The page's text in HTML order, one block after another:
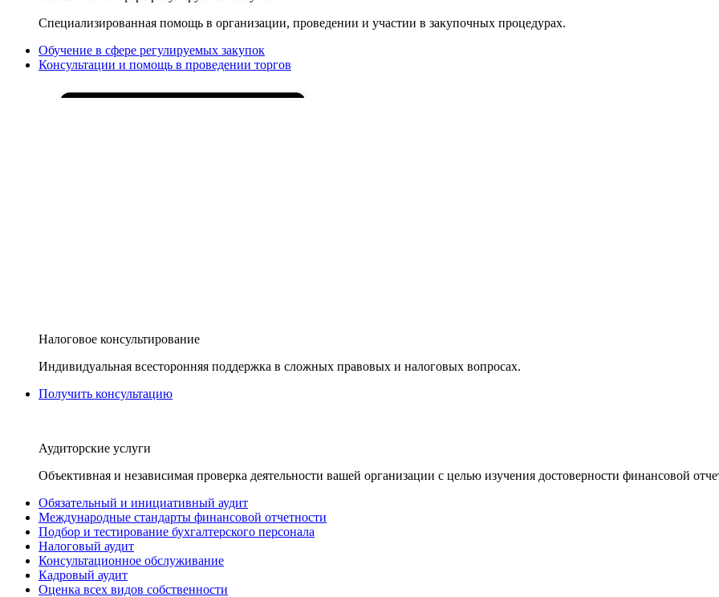
Специализированная помощь в организации, проведении и участии в закупочных процедурах.
Обучение в сфере регулируемых закупок
Консультации и помощь в проведении торгов
Налоговое консультирование
Индивидуальная всесторонняя поддержка в сложных правовых и налоговых вопросах.
Получить консультацию
Аудиторские услуги
Объективная и независимая проверка деятельности вашей организации с целью изучения достоверности финансовой
Обязательный и инициативный аудит
Международные стандарты финансовой отчетности
Подбор и тестирование бухгалтерского персонала
Налоговый аудит
Консультационное обслуживание
Кадровый аудит
Оценка всех видов собственности